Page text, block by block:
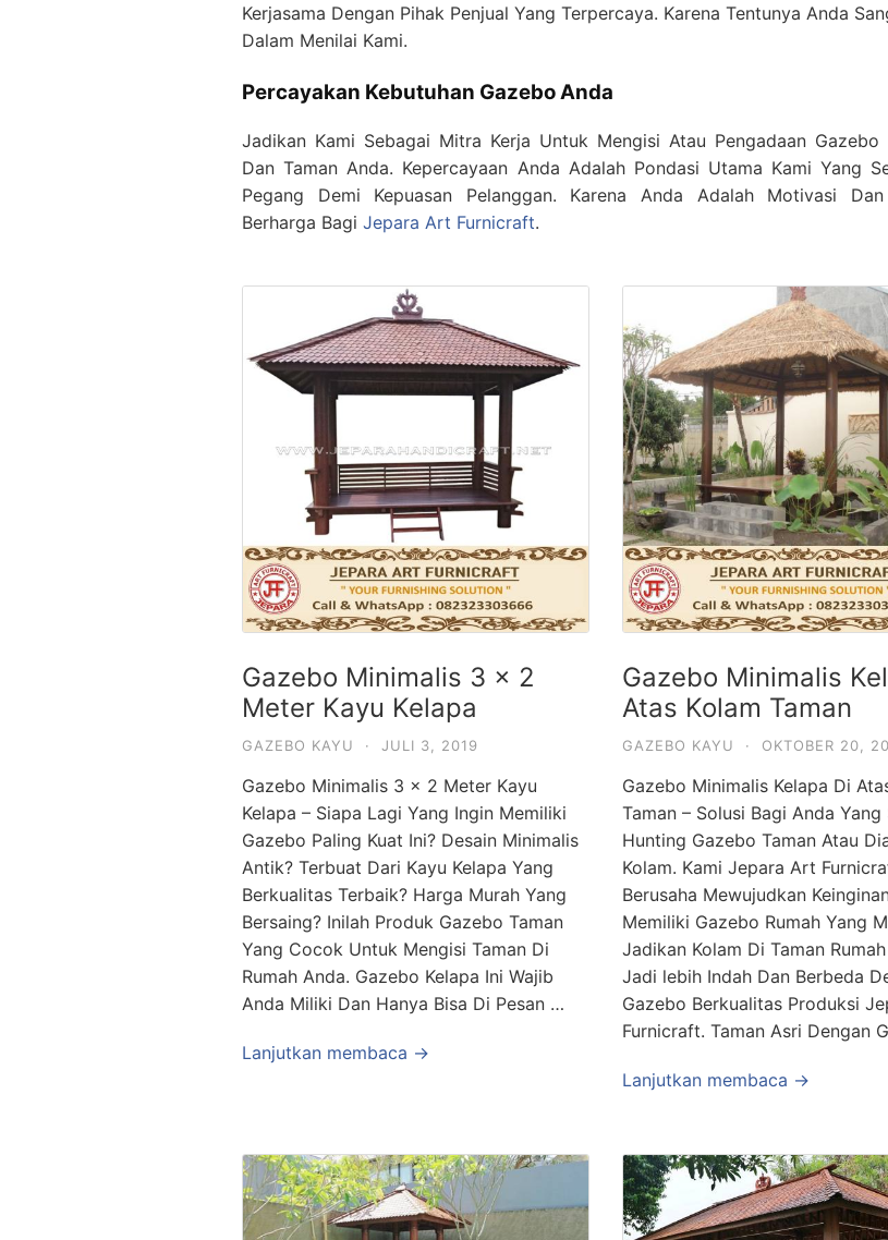
Kerjasama Dengan Pihak Penjual Yang Terpercaya. Karena Tentunya Anda
Dalam Menilai Kami.
Percayakan Kebutuhan Gazebo Anda
Jadikan Kami Sebagai Mitra Kerja Untuk Mengisi Atau Pengadaan Gazebo
Dan Taman Anda. Kepercayaan Anda Adalah Pondasi Utama Kami Yang
Pegang Demi Kepuasan Pelanggan. Karena Anda Adalah Motivasi
Berharga Bagi Jepara Art Furnicraft.
Gazebo Minimalis 3 x 2
Meter Kayu Kelapa
GAZEBO KAYU · JULI 3, 2019
Gazebo Minimalis 3 x 2 Meter Kayu
Kelapa – Siapa Lagi Yang Ingin Memiliki
Gazebo Paling Kuat Ini? Desain Minimalis
Antik? Terbuat Dari Kayu Kelapa Yang
Berkualitas Terbaik? Harga Murah Yang
Bersaing? Inilah Produk Gazebo Taman
Yang Cocok Untuk Mengisi Taman Di
Rumah Anda. Gazebo Kelapa Ini Wajib
Anda Miliki Dan Hanya Bisa Di Pesan …
Lanjutkan membaca →
Gazebo Minimalis
Atas Kolam Taman
GAZEBO KAYU · OKTOBER 20,
Gazebo Minimalis Kelapa Di
Taman – Solusi Bagi Anda Yang
Hunting Gazebo Taman Atau
Kolam. Kami Jepara Art
Berusaha Mewujudkan
Memiliki Gazebo Rumah Yang
Jadikan Kolam Di Taman
Jadi lebih Indah Dan Berbeda
Gazebo Berkualitas Produksi
Furnicraft. Taman Asri Dengan
Lanjutkan membaca →